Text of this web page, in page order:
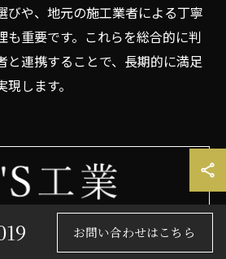
びや、地元の施工業者による丁寧
も重要です。これらを総合的に判
と連携することで、長期的に満足
します。
コン工事に特化した会社として、兵
サービスをご提供しております。賃
お問い合わせはこちら